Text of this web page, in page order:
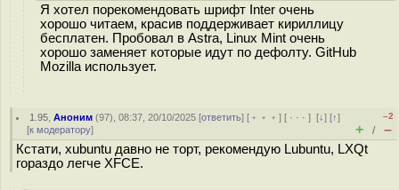
Я хотел порекомендовать шрифт Inter очень
хорошо читаем, красив поддерживает кириллицу
бесплатен. Пробовал в Astra, Linux Mint очень
хорошо заменяет которые идут по дефолту. GitHub
Mozilla использует.
1.95 ,Аноним (97), 08:37, 20/10/2025 [ответить] [ ﹢﹢﹢] [ · · ·][↓] [↑]
[к модератору]
–2
+ / –
Кстати, xubuntu давно не торт, рекомендую Lubuntu, LXQt
гораздо легче XFCE.